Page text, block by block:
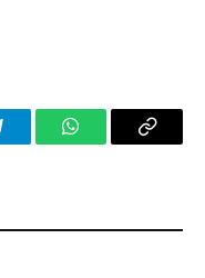
WhatsAppCopy